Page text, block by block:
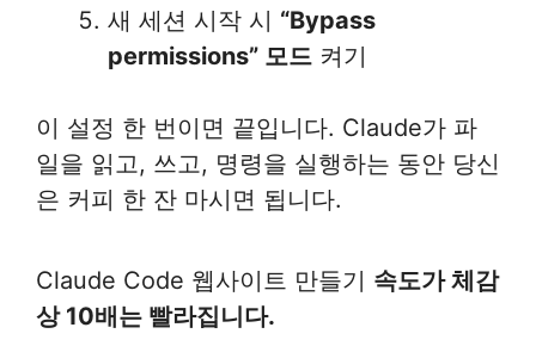
새 세션 시작 시 “Bypass
permissions” 모드 켜기
이 설정 한 번이면 끝입니다. Claude가 파
일을 읽고, 쓰고, 명령을 실행하는 동안 당신
은 커피 한 잔 마시면 됩니다.
Claude Code 웹사이트 만들기 속도가 체감
상 10배는 빨라집니다.